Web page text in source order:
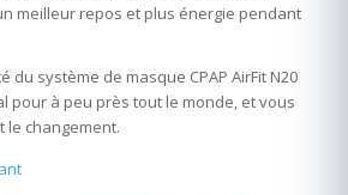
meilleur repos et plus énergie pendant
du système de masque CPAP AirFit N20
pour à peu près tout le monde, et vous
le changement.